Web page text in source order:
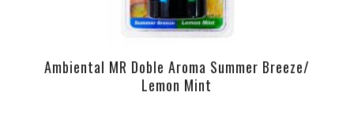
Ambiental MR Doble Aroma Summer Breeze/
Lemon Mint